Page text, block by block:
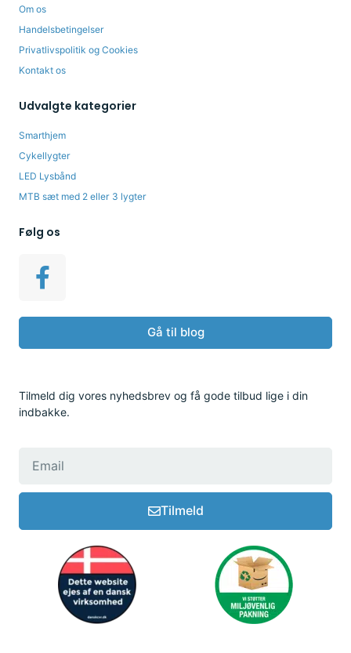
Om os
Handelsbetingelser
Privatlivspolitik og Cookies
Kontakt os
Udvalgte kategorier
Smarthjem
Cykellygter
LED Lysbånd
MTB sæt med 2 eller 3 lygter
Følg os
Gå til blog
Tilmeld dig vores nyhedsbrev og få gode tilbud lige i din
indbakke.
Tilmeld